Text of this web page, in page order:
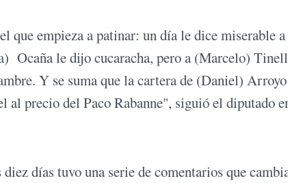
que empieza a patinar: un día le dice miserable
Ocaña le dijo cucaracha, pero a (Marcelo)
Y se suma que la cartera de (Daniel)
al precio del Paco Rabanne", siguió el diputado
días tuvo una serie de comentarios que